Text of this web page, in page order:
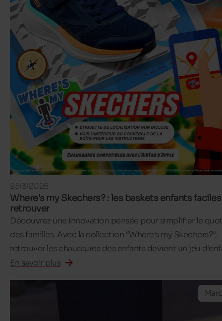
25/3/2026
Where's my Skechers? : les baskets enfants faciles
retrouver
Découvrez une innovation pensée pour simplifier le
des familles. Avec la collection “Where's my Skechers?”,
retrouver les chaussures des enfants devient un jeu
En savoir plus